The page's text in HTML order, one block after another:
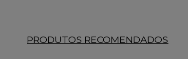
PRODUTOS RECOMENDADOS